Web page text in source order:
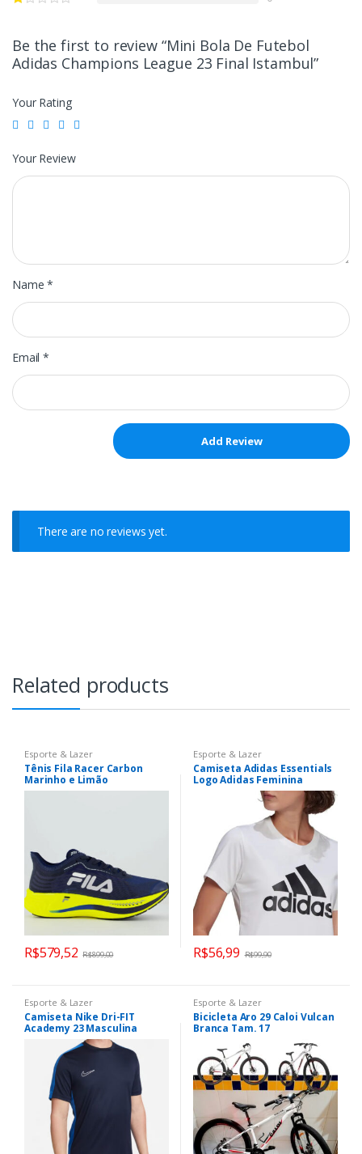
Be the first to review “Mini Bola De Futebol
Adidas Champions League 23 Final Istambul”
Your Rating
Your Review
Name*
Email*
There are no reviews yet.
Related products
Esporte & Lazer
Tênis Fila Racer Carbon
Marinho e Limão
R$579,52 R$899,00
Esporte & Lazer
Camiseta Adidas Essentials
Logo Adidas Feminina
R$56,99 R$99,90
Esporte & Lazer
Camiseta Nike Dri-FIT
Academy 23 Masculina
Esporte & Lazer
Bicicleta Aro 29 Caloi Vulcan
Branca Tam. 17